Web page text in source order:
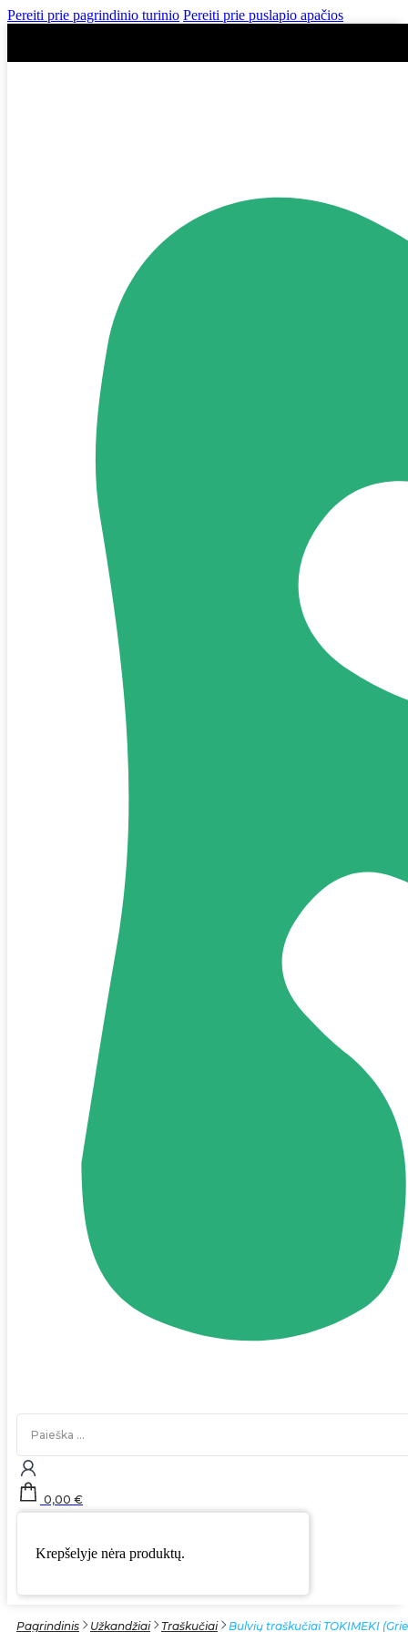
Pereiti prie pagrindinio turinio Pereiti prie puslapio apačios
Search
0,00 €
Krepšelyje nėra produktų.
Pagrindinis Užkandžiai Traškučiai Bulvių traškučiai TOKIMEKI